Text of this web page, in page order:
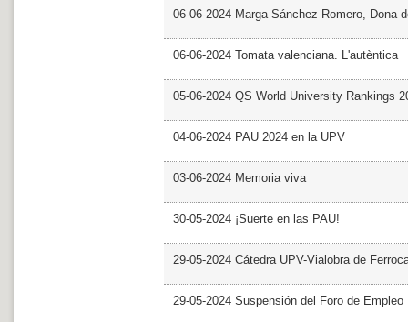
06-06-2024 Marga Sánchez Romero, Dona
06-06-2024 Tomata valenciana. L'autèntica
05-06-2024 QS World University Rankings
04-06-2024 PAU 2024 en la UPV
03-06-2024 Memoria viva
30-05-2024 ¡Suerte en las PAU!
29-05-2024 Cátedra UPV-Vialobra de
29-05-2024 Suspensión del Foro de Empleo